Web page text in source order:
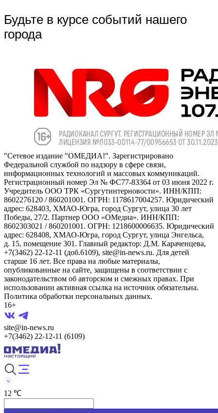
Будьте в курсе событий нашего
города
"Сетевое издание "ОМЕДИА!". Зарегистрировано
Федеральной службой по надзору в сфере связи,
информационных технологий и массовых коммуникаций.
Регистрационный номер Эл № ФС77-83364 от 03 июня 2022 г.
Учредитель ООО ТРК «Сургутинтерновости». ИНН/КПП:
8602276120 / 860201001. ОГРН: 1178617004257. Юридический
адрес: 628403, ХМАО-Югра, город Сургут, улица 30 лет
Победы, 27/2. Партнер ООО «ОМедиа». ИНН/КПП:
8602303021 / 860201001. ОГРН: 1218600006635. Юридический
адрес: 628408, ХМАО-Югра, город Сургут, улица Энгельса,
д. 15, помещение 301. Главный редактор: Д.М. Караченцева,
+7(3462) 22-12-11 (доб.6109), site@in-news.ru. Для детей
старше 16 лет. Все права на любые материалы,
опубликованные на сайте, защищены в соответствии с
законодательством об авторском и смежных правах. При
использовании активная ссылка на источник обязательна.
Политика обработки персональных данных.
16+
site@in-news.ru
+7(3462) 22-12-11 (6109)
12 ℃